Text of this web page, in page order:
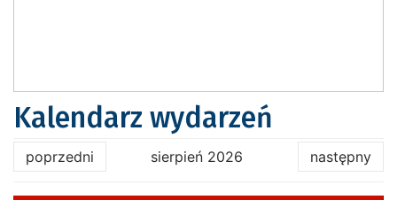
Kalendarz wydarzeń
poprzedni sierpień 2026 następny